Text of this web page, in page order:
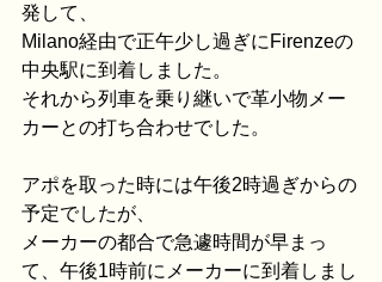
発して、
Milano経由で正午少し過ぎにFirenzeの
中央駅に到着しました。
それから列車を乗り継いで革小物メー
カーとの打ち合わせでした。
アポを取った時には午後2時過ぎからの
予定でしたが、
メーカーの都合で急遽時間が早まっ
て、午後1時前にメーカーに到着しまし